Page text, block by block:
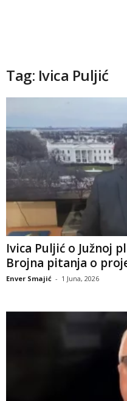
Tag: Ivica Puljić
Ivica Puljić o Južnoj
Brojna pitanja o
Enver Smajić - 1 Juna, 2026